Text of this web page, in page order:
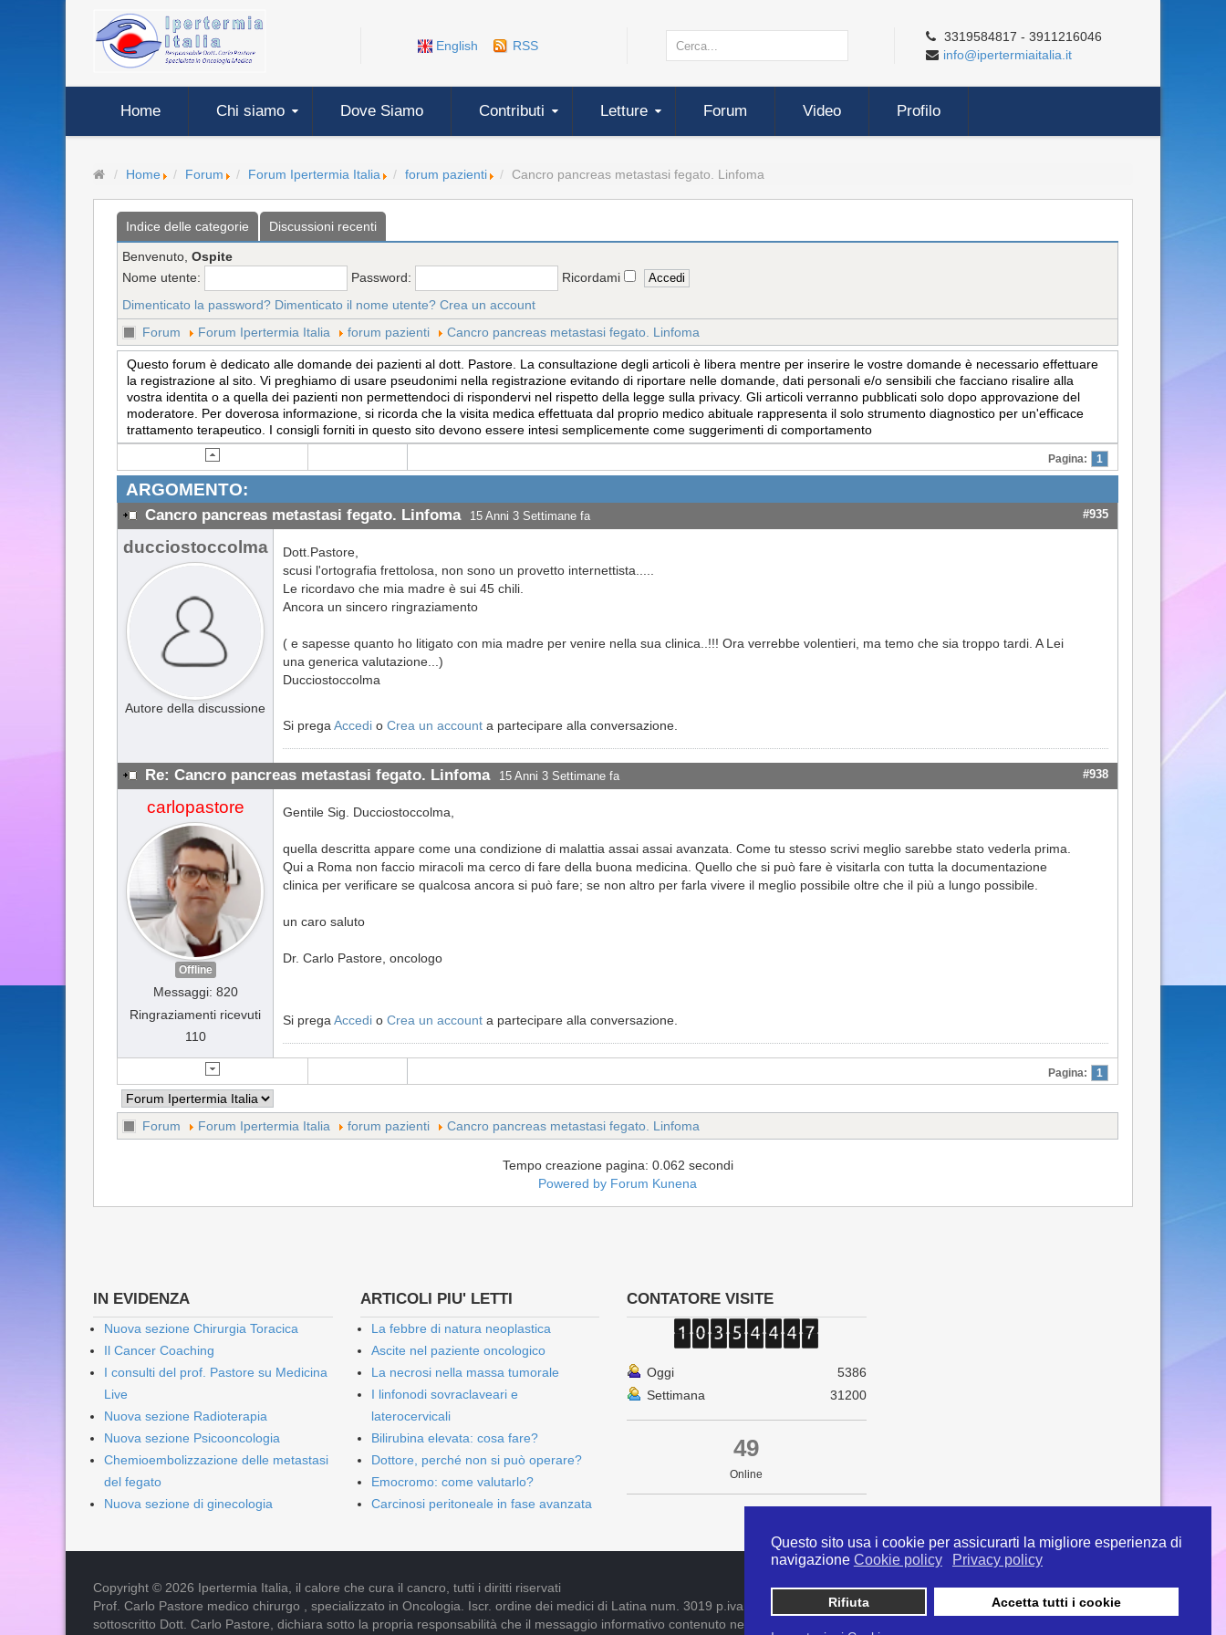
Questo sito usa i cookie per assicurarti la migliore esperienza di
navigazione Cookie policy Privacy policy
Rifiuta Accetta tutti i cookie
English RSS
3319584817 - 3911216046
info@ipertermiaitalia.it
Home Chi siamo Dove Siamo Contributi Letture Forum Video Profilo
Home Forum Forum Ipertermia Italia forum pazienti Cancro pancreas metastasi fegato. Linfoma
Indice delle categorie Discussioni recenti
Benvenuto, Ospite
Nome utente:
Password:
Ricordami
Dimenticato la password? Dimenticato il nome utente? Crea un account
Forum
Forum Ipertermia Italia forum pazienti Cancro pancreas metastasi fegato. Linfoma
Questo forum è dedicato alle domande dei pazienti al dott. Pastore. La consultazione degli articoli è libera mentre per inserire le vostre domande è necessario effettuare
la registrazione al sito. Vi preghiamo di usare pseudonimi nella registrazione evitando di riportare nelle domande, dati personali e/o sensibili che facciano risalire alla
vostra identita o a quella dei pazienti non permettendoci di rispondervi nel rispetto della legge sulla privacy. Gli articoli verranno pubblicati solo dopo approvazione del
moderatore. Per doverosa informazione, si ricorda che la visita medica effettuata dal proprio medico abituale rappresenta il solo strumento diagnostico per un'efficace
trattamento terapeutico. I consigli forniti in questo sito devono essere intesi semplicemente come suggerimenti di comportamento
Pagina: 1
ARGOMENTO:
Cancro pancreas metastasi fegato. Linfoma 15 Anni 3 Settimane fa #935
ducciostoccolma
Autore della discussione
Dott.Pastore,
scusi l'ortografia frettolosa, non sono un provetto internettista.....
Le ricordavo che mia madre è sui 45 chili.
Ancora un sincero ringraziamento
( e sapesse quanto ho litigato con mia madre per venire nella sua clinica..!!! Ora verrebbe volentieri, ma temo che sia troppo tardi. A Lei
una generica valutazione...)
Ducciostoccolma
Si prega Accedi o Crea un account a partecipare alla conversazione.
Re: Cancro pancreas metastasi fegato. Linfoma 15 Anni 3 Settimane fa #938
carlopastore
Offline
Messaggi: 820
Ringraziamenti ricevuti
110
Gentile Sig. Ducciostoccolma,
quella descritta appare come una condizione di malattia assai assai avanzata. Come tu stesso scrivi meglio sarebbe stato vederla prima.
Qui a Roma non faccio miracoli ma cerco di fare della buona medicina. Quello che si può fare è visitarla con tutta la documentazione
clinica per verificare se qualcosa ancora si può fare; se non altro per farla vivere il meglio possibile oltre che il più a lungo possibile.
un caro saluto
Dr. Carlo Pastore, oncologo
Si prega Accedi o Crea un account a partecipare alla conversazione.
Pagina: 1
Forum Forum Ipertermia Italia forum pazienti Cancro pancreas metastasi fegato. Linfoma
Tempo creazione pagina: 0.062 secondi
Powered by Forum Kunena
IN EVIDENZA
Nuova sezione Chirurgia Toracica
Il Cancer Coaching
I consulti del prof. Pastore su Medicina
Live
Nuova sezione Radioterapia
Nuova sezione Psicooncologia
Chemioembolizzazione delle metastasi
del fegato
Nuova sezione di ginecologia
ARTICOLI PIU' LETTI
La febbre di natura neoplastica
Ascite nel paziente oncologico
La necrosi nella massa tumorale
I linfonodi sovraclaveari e
laterocervicali
Bilirubina elevata: cosa fare?
Dottore, perché non si può operare?
Emocromo: come valutarlo?
Carcinosi peritoneale in fase avanzata
CONTATORE VISITE
Oggi
5386
Settimana
31200
49
Online
Copyright © 2026 Ipertermia Italia, il calore che cura il cancro, tutti i diritti riservati
Prof. Carlo Pastore medico chirurgo , specializzato in Oncologia. Iscr. ordine dei medici di Latina num. 3019 p.iva 09052841005 info@ipertermiaitalia.it tel. 331/9584817 . Il
sottoscritto Dott. Carlo Pastore, dichiara sotto la propria responsabilità che il messaggio informativo contenuto nel presente Sito è diramato nel rispetto delle Linee Guida contenute